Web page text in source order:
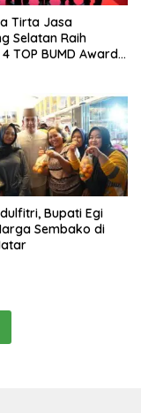
Tirta Jasa
Selatan Raih
TOP BUMD Awards
Bupati Egi
Sembako di